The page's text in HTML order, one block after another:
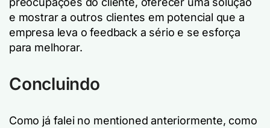
e mostrar a outros clientes em potencial que a
empresa leva o feedback a sério e se esforça
para melhorar.
Concluindo
Como já falei no mentioned anteriormente, como